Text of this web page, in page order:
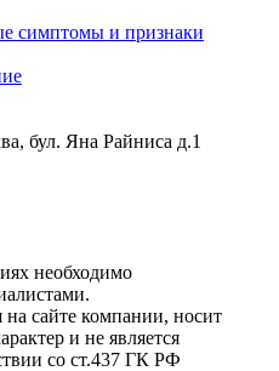
симптомы и признаки
бул. Яна Райниса д.1
необходимо
сайте компании, носит
и не является
со ст.437 ГК РФ